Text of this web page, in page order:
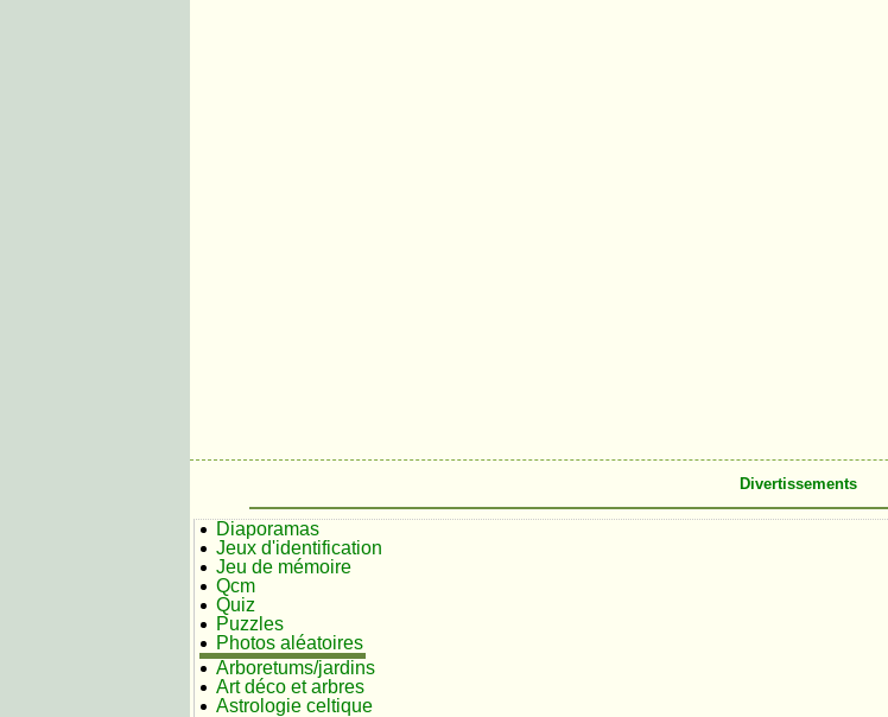
Divertissements
Diaporamas
Jeux d'identification
Jeu de mémoire
Qcm
Quiz
Puzzles
Photos aléatoires
Arboretums/jardins
Art déco et arbres
Astrologie celtique